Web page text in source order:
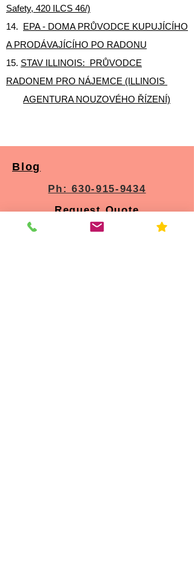
Safety, 420 ILCS 46/)
14. EPA - DOMA PRŮVODCE KUPUJÍCÍHO
A PRODÁVAJÍCÍHO PO RADONU
15. STAV ILLINOIS: PRŮVODCE
RADONEM PRO NÁJEMCE (ILLINOIS
AGENTURA NOUZOVÉHO ŘÍZENÍ)
Blog
Ph: 630-915-9434
Request Quote